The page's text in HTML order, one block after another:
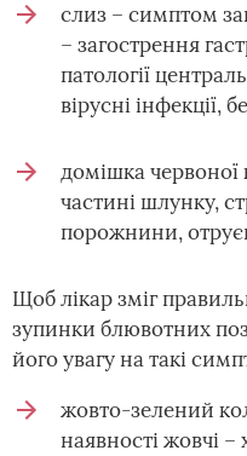
слиз – симптом
– загострення
патології
вірусні інфекції,
домішка червоної
частині шлунку,
порожнини,
Щоб лікар зміг
зупинки блювотних
його увагу на такі
жовто-зелений
наявності жовчі